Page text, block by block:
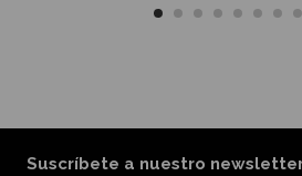
Suscríbete a nuestro